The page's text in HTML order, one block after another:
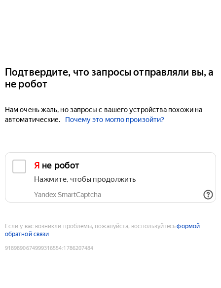
Подтвердите, что запросы отправляли вы, а
не робот
Нам очень жаль, но запросы с вашего устройства похожи на
автоматические.
Почему это могло произойти?
Я не робот
Нажмите, чтобы продолжить
Yandex SmartCaptcha
Если у вас возникли проблемы, пожалуйста, воспользуйтесьформой
обратной связи
9189890674999316554:1786207484